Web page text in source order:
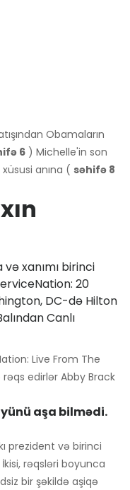
Obamaların
6 ) Michelle'in son
anına ( səhifə 8
Live From The
rəqs edirlər Abby Brack
aşa bilmədi.
prezident və birinci
rəqsləri boyunca
bir şəkildə aşiqə